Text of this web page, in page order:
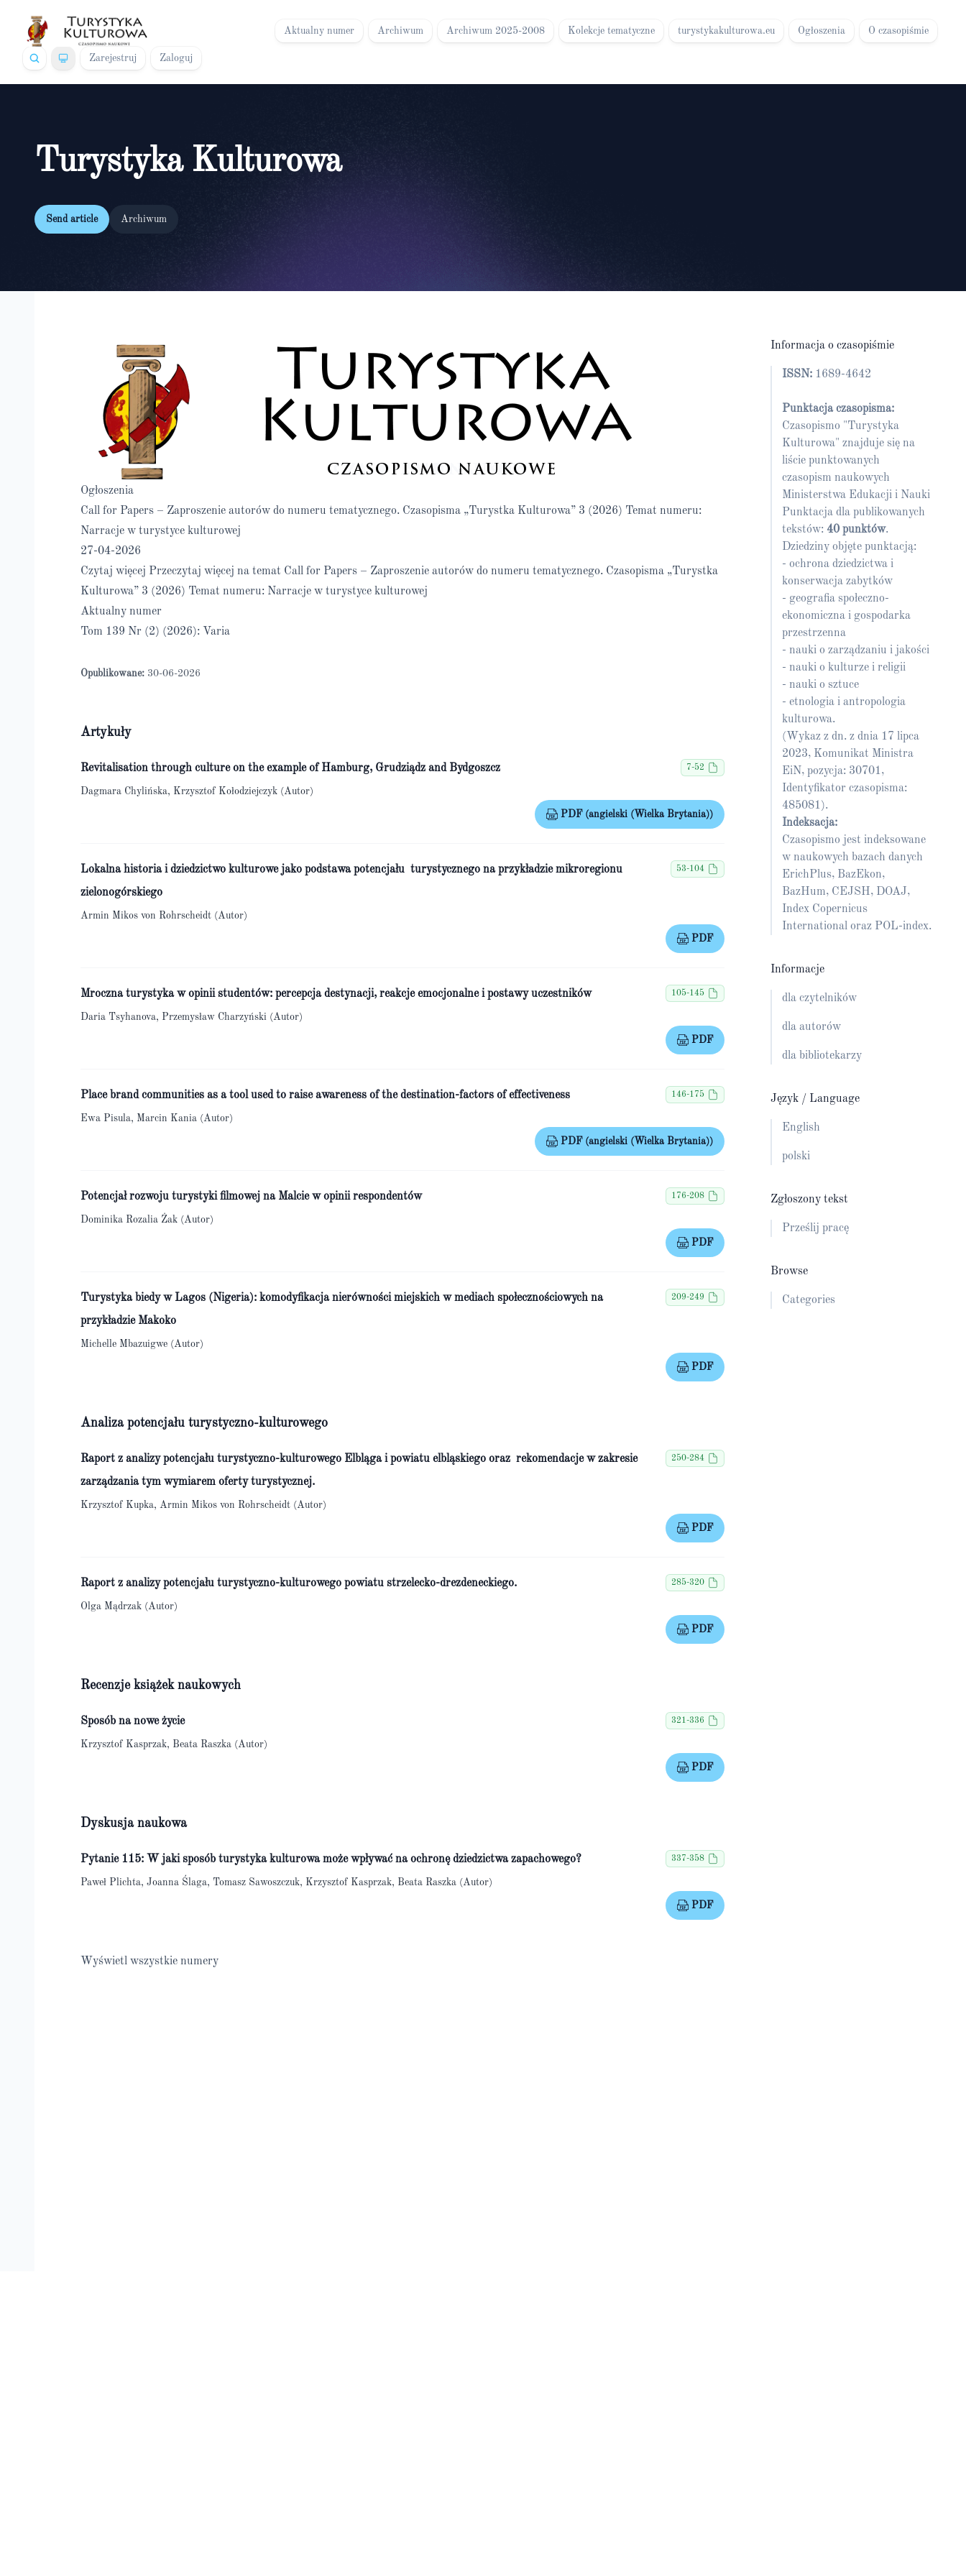
Aktualny numer Archiwum Archiwum 2025-2008 Kolekcje tematyczne turystykakulturowa.eu Ogłoszenia O czasopiśmie
Zarejestruj Zaloguj
Turystyka Kulturowa
Send article Archiwum
Ogłoszenia
Call for Papers – Zaproszenie autorów do numeru tematycznego. Czasopisma „Turystka Kulturowa” 3 (2026) Temat numeru:
Narracje w turystyce kulturowej
27-04-2026
Czytaj więcej Przeczytaj więcej na temat Call for Papers – Zaproszenie autorów do numeru tematycznego. Czasopisma „Turystka
Kulturowa” 3 (2026) Temat numeru: Narracje w turystyce kulturowej
Aktualny numer
Tom 139 Nr (2) (2026): Varia
Opublikowane: 30-06-2026
Artykuły
Revitalisation through culture on the example of Hamburg, Grudziądz and Bydgoszcz 7-52
Dagmara Chylińska, Krzysztof Kołodziejczyk (Autor)
PDF (angielski (Wielka Brytania))
Lokalna historia i dziedzictwo kulturowe jako podstawa potencjału turystycznego na przykładzie mikroregionu
zielonogórskiego
53-104
Armin Mikos von Rohrscheidt (Autor)
PDF
Mroczna turystyka w opinii studentów: percepcja destynacji, reakcje emocjonalne i postawy uczestników 105-145
Daria Tsyhanova, Przemysław Charzyński (Autor)
PDF
Place brand communities as a tool used to raise awareness of the destination-factors of effectiveness 146-175
Ewa Pisula, Marcin Kania (Autor)
PDF (angielski (Wielka Brytania))
Potencjał rozwoju turystyki filmowej na Malcie w opinii respondentów 176-208
Dominika Rozalia Żak (Autor)
PDF
Turystyka biedy w Lagos (Nigeria): komodyfikacja nierówności miejskich w mediach społecznościowych na
przykładzie Makoko
209-249
Michelle Mbazuigwe (Autor)
PDF
Analiza potencjału turystyczno-kulturowego
Raport z analizy potencjału turystyczno-kulturowego Elbląga i powiatu elbląskiego oraz rekomendacje w zakresie
zarządzania tym wymiarem oferty turystycznej.
250-284
Krzysztof Kupka, Armin Mikos von Rohrscheidt (Autor)
PDF
Raport z analizy potencjału turystyczno-kulturowego powiatu strzelecko-drezdeneckiego. 285-320
Olga Mądrzak (Autor)
PDF
Recenzje książek naukowych
Sposób na nowe życie 321-336
Krzysztof Kasprzak, Beata Raszka (Autor)
PDF
Dyskusja naukowa
Pytanie 115: W jaki sposób turystyka kulturowa może wpływać na ochronę dziedzictwa zapachowego? 337-358
Paweł Plichta, Joanna Ślaga, Tomasz Sawoszczuk, Krzysztof Kasprzak, Beata Raszka (Autor)
PDF
Wyświetl wszystkie numery
Informacja o czasopiśmie
ISSN: 1689-4642
Punktacja czasopisma:
Czasopismo "Turystyka
Kulturowa" znajduje się na
liście punktowanych
czasopism naukowych
Ministerstwa Edukacji i Nauki
Punktacja dla publikowanych
tekstów: 40 punktów.
Dziedziny objęte punktacją:
- ochrona dziedzictwa i
konserwacja zabytków
- geografia społeczno-
ekonomiczna i gospodarka
przestrzenna
- nauki o zarządzaniu i jakości
- nauki o kulturze i religii
- nauki o sztuce
- etnologia i antropologia
kulturowa.
(Wykaz z dn. z dnia 17 lipca
2023, Komunikat Ministra
EiN, pozycja: 30701,
Identyfikator czasopisma:
485081).
Indeksacja:
Czasopismo jest indeksowane
w naukowych bazach danych
ErichPlus, BazEkon,
BazHum, CEJSH, DOAJ,
Index Copernicus
International oraz POL-index.
Informacje
dla czytelników
dla autorów
dla bibliotekarzy
Język / Language
English
polski
Zgłoszony tekst
Prześlij pracę
Browse
Categories